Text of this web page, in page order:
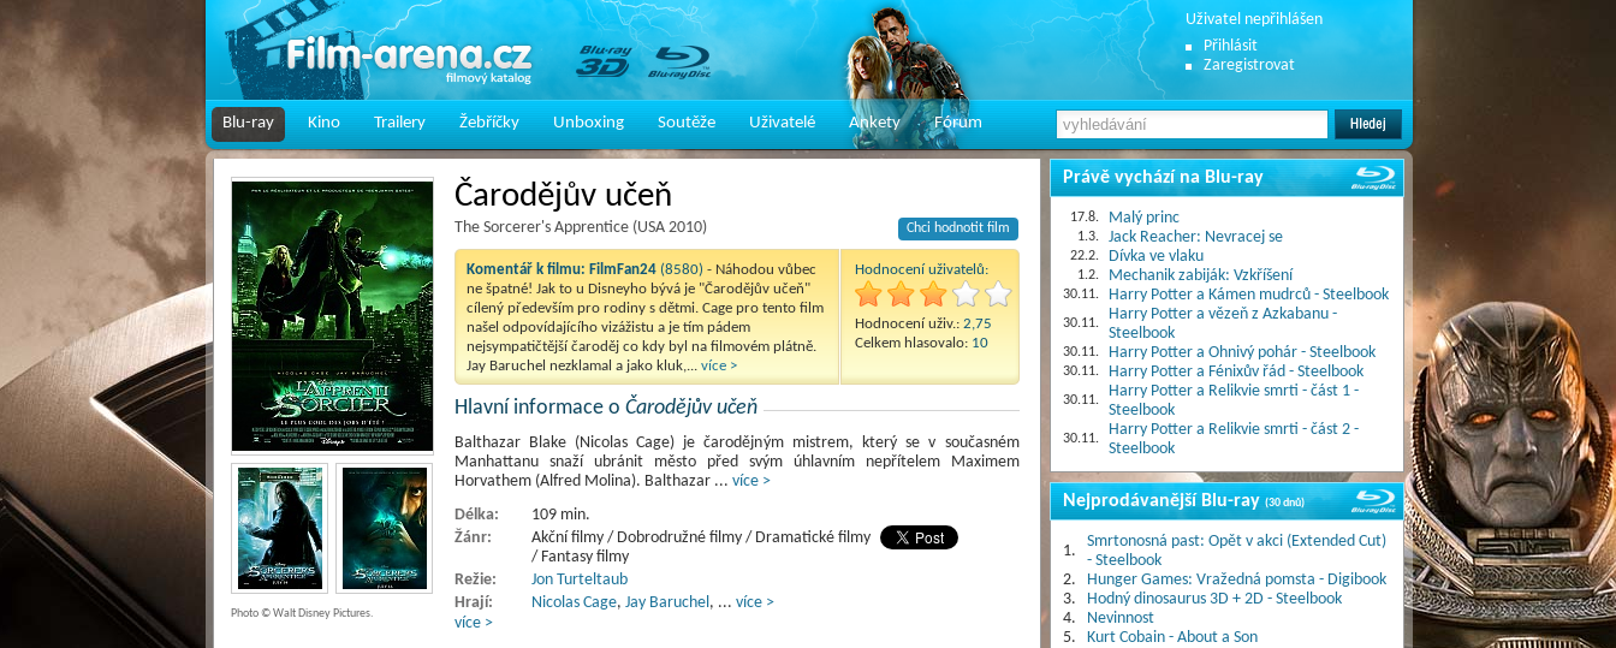
Uživatel nepřihlášen
Přihlásit
Zaregistrovat
Blu-ray Kino Trailery Žebříčky Unboxing Soutěže Uživatelé Ankety Fórum
Čarodějův učeň
The Sorcerer's Apprentice (USA 2010) Chci hodnotit film
Komentář k filmu: FilmFan24 (8580) - Náhodou vůbec
ne špatné! Jak to u Disneyho bývá je "Čarodějův učeň"
cílený především pro rodiny s dětmi. Cage pro tento film
našel odpovídajícího vizážistu a je tím pádem
nejsympatičtější čaroděj co kdy byl na filmovém plátně.
Jay Baruchel nezklamal a jako kluk,... více >
Hodnocení uživatelů:
Hodnocení uživ.: 2,75
Celkem hlasovalo: 10
Hlavní informace o Čarodějův učeň
Balthazar Blake (Nicolas Cage) je čarodějným mistrem, který se v současném
Manhattanu snaží ubránit město před svým úhlavním nepřítelem Maximem
Horvathem (Alfred Molina). Balthazar ... více >
Délka:
109 min.
Žánr:
Akční filmy / Dobrodružné filmy / Dramatické filmy
/ Fantasy filmy
Režie:
Jon Turteltaub
Hrají:
Nicolas Cage, Jay Baruchel , ... více >
více >
Photo © Walt Disney Pictures.
Právě vychází na Blu-ray
17.8. Malý princ
1.3. Jack Reacher: Nevracej se
22.2. Dívka ve vlaku
1.2. Mechanik zabiják: Vzkříšení
30.11. Harry Potter a Kámen mudrců - Steelbook
30.11.
Harry Potter a vězeň z Azkabanu -
Steelbook
30.11. Harry Potter a Ohnivý pohár - Steelbook
30.11. Harry Potter a Fénixův řád - Steelbook
30.11.
Harry Potter a Relikvie smrti - část 1 -
Steelbook
30.11.
Harry Potter a Relikvie smrti - část 2 -
Steelbook
Nejprodávanější Blu-ray(30 dnů)
1.
Smrtonosná past: Opět v akci (Extended Cut)
- Steelbook
2.
Hunger Games: Vražedná pomsta - Digibook
3.
Hodný dinosaurus 3D + 2D - Steelbook
4.
Nevinnost
5.
Kurt Cobain - About a Son